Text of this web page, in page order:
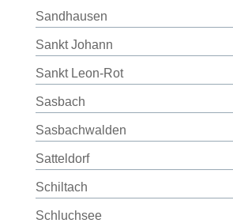
Sandhausen
Sankt Johann
Sankt Leon-Rot
Sasbach
Sasbachwalden
Satteldorf
Schiltach
Schluchsee